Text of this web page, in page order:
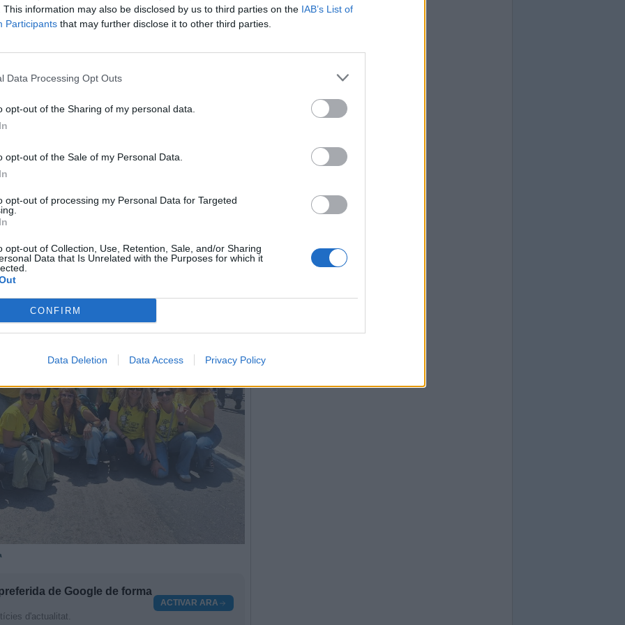
This information may also be disclosed by us to third parties on the IAB’s List of
Participants that may further disclose it to other third parties.
Data Processing Opt Outs
opt-out of the Sharing of my personal data.
opt-out of the Sale of my Personal Data.
opt-out of processing my Personal Data for Targeted
opt-out of Collection, Use, Retention, Sale, and/or Sharing
Data that Is Unrelated with the Purposes for which it
CONFIRM
Data Deletion Data Access Privacy Policy
a paralitzar les classes als instituts i escoles del Vallès
segons els sindicats convocants, han tallat la Gran Via
vallesana per a reclamar una reunió amb el president
docents castellarencs, s’han unit estudiants i famílies per tal
d’educació.
terços del professorat d’infantil i primària han secundat la
infantil. Al Mestre Pla, només un professor ha secundat
l’INS Castellar ha estat del 15% del professorat i al Puig de
(0-3) i el pròxim dimecres 27 tornarà a ser unitària pel
de Google de forma
d'actualitat.
ACTIVAR ARA